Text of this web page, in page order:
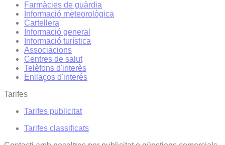
Farmàcies de guàrdia
Informació meteorològica
Cartellera
Informació general
Informació turística
Associacions
Centres de salut
Telèfons d'interès
Enllaços d'interés
Tarifes
Tarifes publicitat
Tarifes classificats